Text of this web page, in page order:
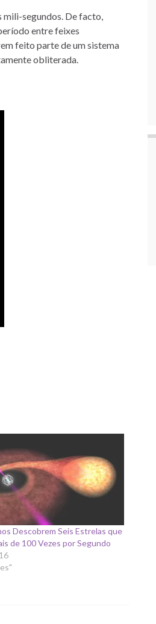
mili-segundos. De facto,
entre feixes
feito parte de um sistema
obliterada.
Descobrem Seis Estrelas que
de 100 Vezes por Segundo